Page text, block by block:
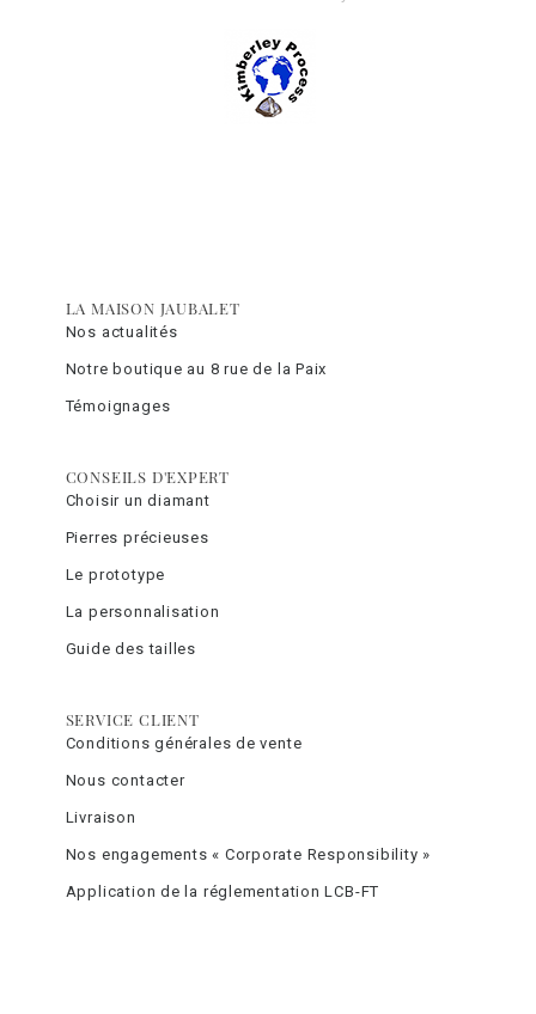
LA MAISON JAUBALET
Nos actualités
Notre boutique au 8 rue de la Paix
Témoignages
CONSEILS D'EXPERT
Choisir un diamant
Pierres précieuses
Le prototype
La personnalisation
Guide des tailles
SERVICE CLIENT
Conditions générales de vente
Nous contacter
Livraison
Nos engagements « Corporate Responsibility »
Application de la réglementation LCB-FT